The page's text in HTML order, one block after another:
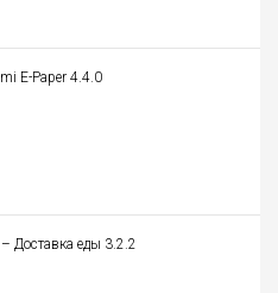
E-Paper 4.4.0
Доставка еды 3.2.2